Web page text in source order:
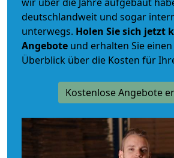
deutschlandweit und sogar
unterwegs. Holen Sie sich jetzt
Angebote und erhalten Sie
Überblick über die Kosten für
Kostenlose Angebote